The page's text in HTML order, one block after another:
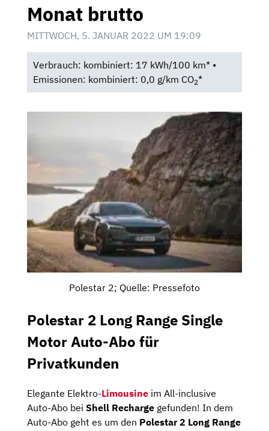
Monat brutto
MITTWOCH, 5. JANUAR 2022 UM 19:09
Verbrauch: kombiniert: 17 kWh/100 km* •
Emissionen: kombiniert: 0,0 g/km CO2*
Polestar 2; Quelle: Pressefoto
Polestar 2 Long Range Single
Motor Auto-Abo für
Privatkunden
Elegante Elektro-Limousine im All-inclusive
Auto-Abo bei Shell Recharge gefunden! In dem
Auto-Abo geht es um den Polestar 2 Long Range